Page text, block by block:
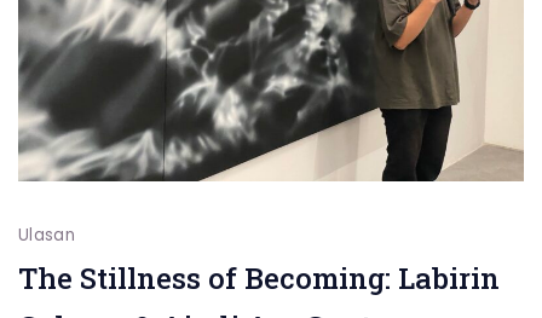
Ulasan
The Stillness of Becoming: Labirin